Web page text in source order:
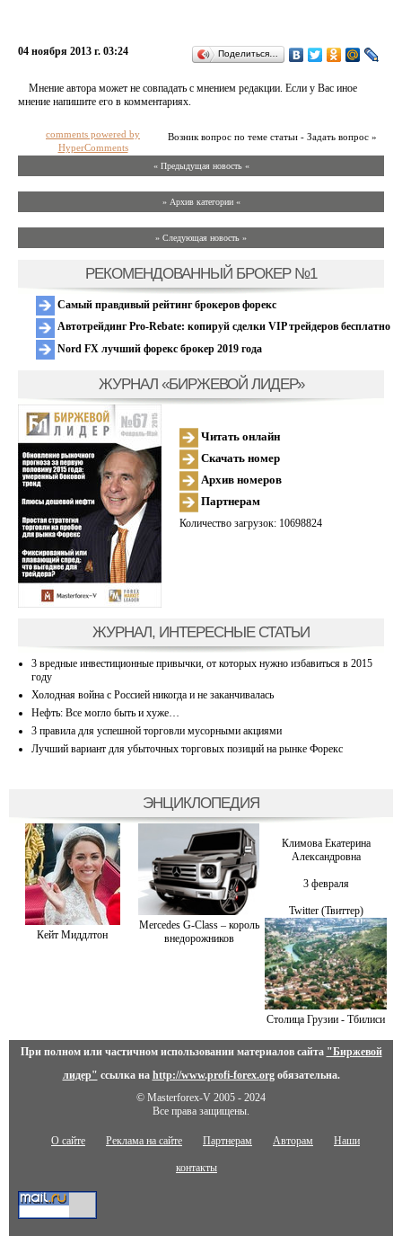
04 ноября 2013 г. 03:24 Поделиться…
Мнение автора может не совпадать с мнением редакции. Если у Вас иное
мнение напишите его в комментариях.
Возник вопрос по теме статьи - Задать вопрос »
comments powered by
HyperComments
« Предыдущая новость «
» Архив категории «
» Следующая новость »
РЕКОМЕНДОВАННЫЙ БРОКЕР №1
Самый правдивый рейтинг брокеров форекс
Автотрейдинг Pro-Rebate: копируй сделки VIP трейдеров бесплатно
Nord FX лучший форекс брокер 2019 года
ЖУРНАЛ «БИРЖЕВОЙ ЛИДЕР»
Читать онлайн
Скачать номер
Архив номеров
Партнерам
Количество загрузок: 10698824
ЖУРНАЛ, ИНТЕРЕСНЫЕ СТАТЬИ
3 вредные инвестиционные привычки, от которых нужно избавиться в 2015
году
Холодная война с Россией никогда и не заканчивалась
Нефть: Все могло быть и хуже…
3 правила для успешной торговли мусорными акциями
Лучший вариант для убыточных торговых позиций на рынке Форекс
ЭНЦИКЛОПЕДИЯ
Кейт Миддлтон
Mercedes G-Class – король
внедорожников
Климова Екатерина
Александровна
3 февраля
Twitter (Твиттер)
Столица Грузии - Тбилиси
При полном или частичном использовании материалов сайта "Биржевой
лидер" ссылка на http://www.profi-forex.orgобязательна.
© Masterforex-V 2005 - 2024
Все права защищены.
О сайте Реклама на сайте Партнерам Авторам Наши
контакты